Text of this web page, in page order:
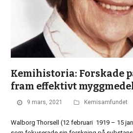
Kemihistoria: Forskade
fram effektivt
9 mars, 2021 Kemisamfundet
Walborg Thorsell (12 februari 1919 – 15